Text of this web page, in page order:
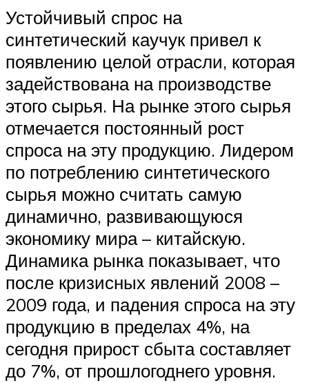
Устойчивый спрос на
синтетический каучук привел к
появлению целой отрасли, которая
задействована на производстве
этого сырья. На рынке этого сырья
отмечается постоянный рост
спроса на эту продукцию. Лидером
по потреблению синтетического
сырья можно считать самую
динамично, развивающуюся
экономику мира – китайскую.
Динамика рынка показывает, что
после кризисных явлений 2008 –
2009 года, и падения спроса на эту
продукцию в пределах 4%, на
сегодня прирост сбыта составляет
до 7%, от прошлогоднего уровня.